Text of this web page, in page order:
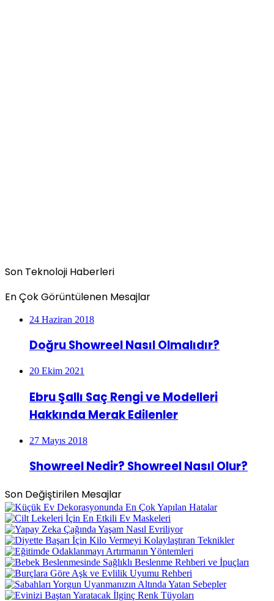
Son Teknoloji Haberleri
En Çok Görüntülenen Mesajlar
24 Haziran 2018
Doğru Showreel Nasıl Olmalıdır?
20 Ekim 2021
Ebru Şallı Saç Rengi ve Modelleri
Hakkında Merak Edilenler
27 Mayıs 2018
Showreel Nedir? Showreel Nasıl Olur?
Son Değiştirilen Mesajlar